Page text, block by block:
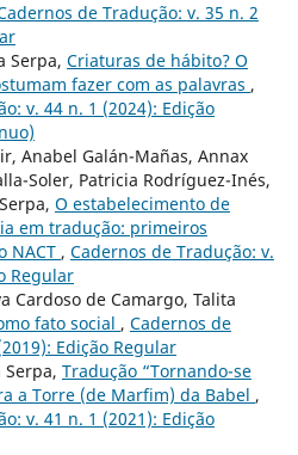
de Tradução: v. 35 n. 2
Serpa, Criaturas de hábito? O
fazer com as palavras ,
v. 44 n. 1 (2024): Edição
Anabel Galán-Mañas, Annax
Soler, Patricia Rodríguez-Inés,
O estabelecimento de
em tradução: primeiros
NACT , Cadernos de Tradução: v.
Regular
Cardoso de Camargo, Talita
fato social , Cadernos de
Edição Regular
Tradução “Tornando-se
a Torre (de Marfim) da Babel ,
v. 41 n. 1 (2021): Edição